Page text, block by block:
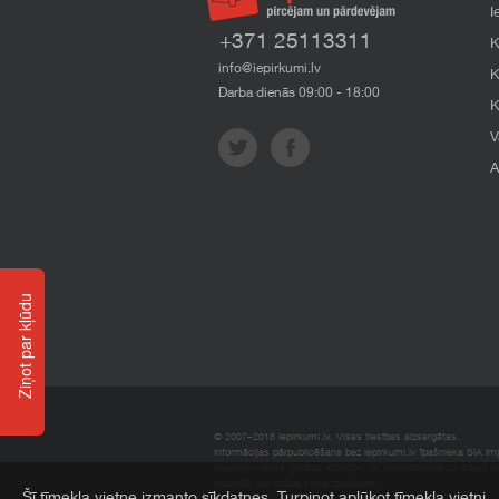
+371 25113311
info@iepirkumi.lv
Darba dienās 09:00 - 18:00
© 2007–2018 Iepirkumi.lv. Visas tiesības aizsargātas.
Informācijas pārpublicēšana bez iepirkumi.lv īpašnieka SIA
Ziņot par kļūdu